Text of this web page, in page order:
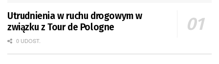
Utrudnienia w ruchu drogowym w
związku z Tour de Pologne
0 UDOST.